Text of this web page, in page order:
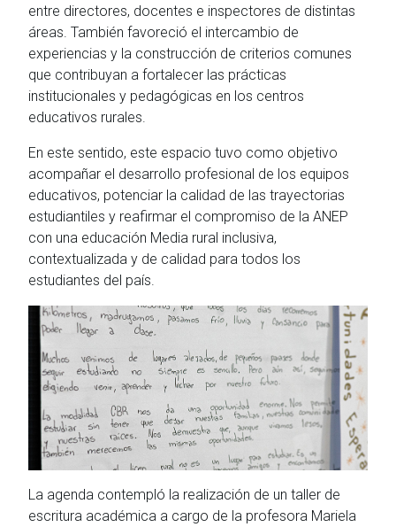
entre directores, docentes e inspectores de distintas
áreas. También favoreció el intercambio de
experiencias y la construcción de criterios comunes
que contribuyan a fortalecer las prácticas
institucionales y pedagógicas en los centros
educativos rurales.
En este sentido, este espacio tuvo como objetivo
acompañar el desarrollo profesional de los equipos
educativos, potenciar la calidad de las trayectorias
estudiantiles y reafirmar el compromiso de la ANEP
con una educación Media rural inclusiva,
contextualizada y de calidad para todos los
estudiantes del país.
La agenda contempló la realización de un taller de
escritura académica a cargo de la profesora Mariela